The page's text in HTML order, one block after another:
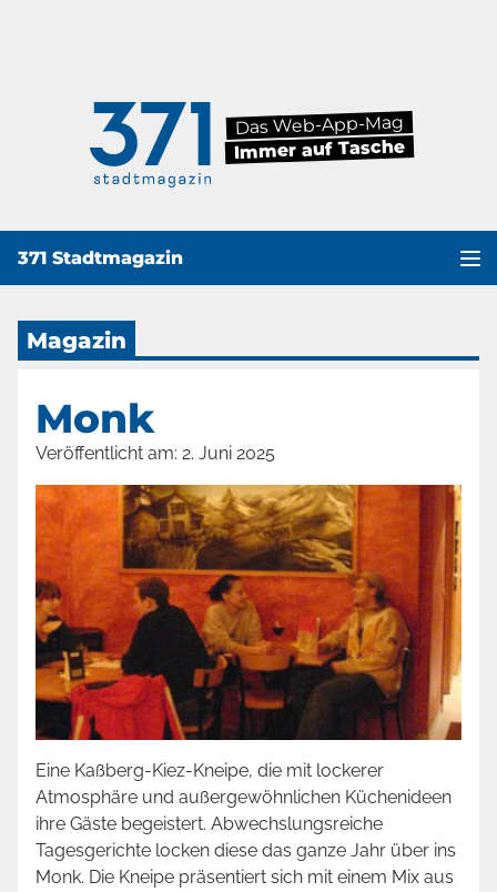
Das Web-App-Mag
Immer auf Tasche
371 Stadtmagazin
Magazin
Monk
Veröffentlicht am: 2. Juni 2025
Eine Kaßberg-Kiez-Kneipe, die mit lockerer
Atmosphäre und außergewöhnlichen Küchenideen
ihre Gäste begeistert. Abwechslungsreiche
Tagesgerichte locken diese das ganze Jahr über ins
Monk. Die Kneipe präsentiert sich mit einem Mix aus